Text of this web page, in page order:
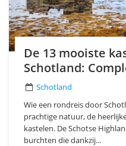
De 13 mooiste
Schotland:
Schotland
Wie een rondreis door
prachtige natuur, de
kastelen. De Schotse
burchten die dankzij...